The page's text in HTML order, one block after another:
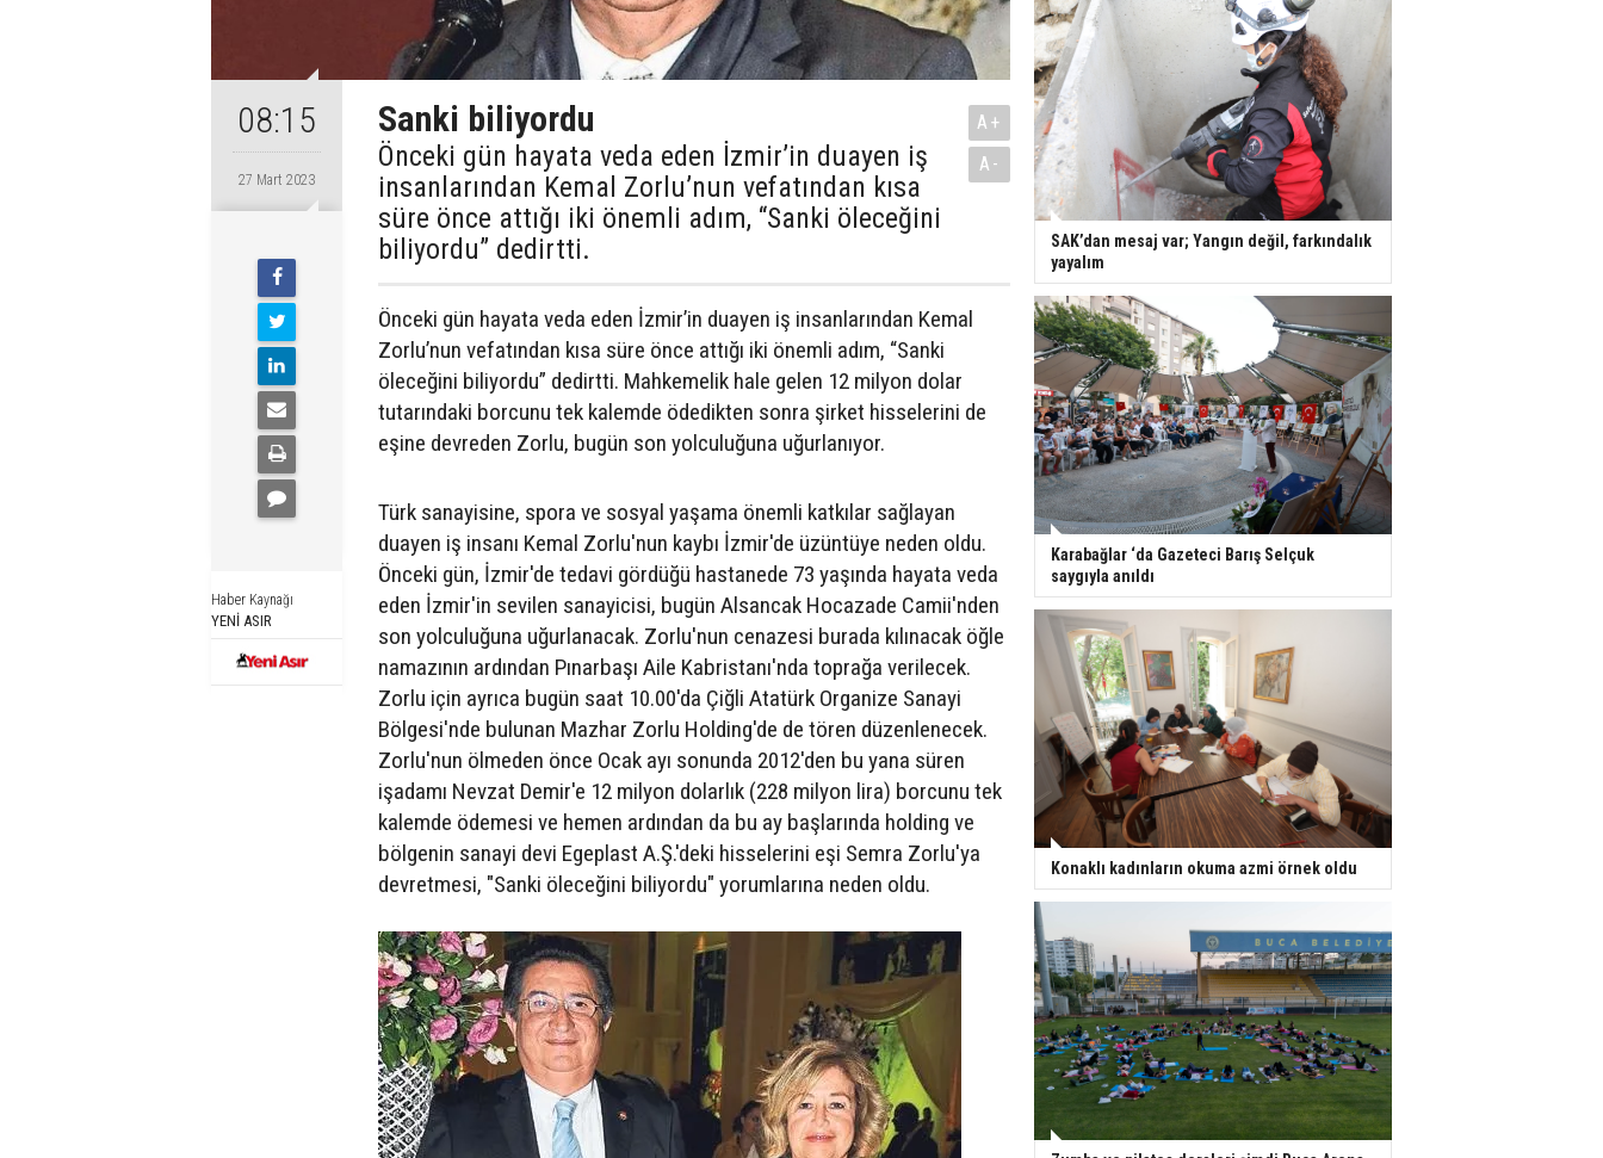
08:15
27 Mart 2023
Haber Kaynağı
YENİ ASIR
Sanki biliyordu
Önceki gün hayata veda eden İzmir’in duayen iş
insanlarından Kemal Zorlu’nun vefatından kısa
süre önce attığı iki önemli adım, “Sanki öleceğini
biliyordu” dedirtti.
A+
A-
Önceki gün hayata veda eden İzmir’in duayen iş insanlarından Kemal
Zorlu’nun vefatından kısa süre önce attığı iki önemli adım, “Sanki
öleceğini biliyordu” dedirtti. Mahkemelik hale gelen 12 milyon dolar
tutarındaki borcunu tek kalemde ödedikten sonra şirket hisselerini de
eşine devreden Zorlu, bugün son yolculuğuna uğurlanıyor.
Türk sanayisine, spora ve sosyal yaşama önemli katkılar sağlayan
duayen iş insanı Kemal Zorlu'nun kaybı İzmir'de üzüntüye neden oldu.
Önceki gün, İzmir'de tedavi gördüğü hastanede 73 yaşında hayata veda
eden İzmir'in sevilen sanayicisi, bugün Alsancak Hocazade Camii'nden
son yolculuğuna uğurlanacak. Zorlu'nun cenazesi burada kılınacak öğle
namazının ardından Pınarbaşı Aile Kabristanı'nda toprağa verilecek.
Zorlu için ayrıca bugün saat 10.00'da Çiğli Atatürk Organize Sanayi
Bölgesi'nde bulunan Mazhar Zorlu Holding'de de tören düzenlenecek.
Zorlu'nun ölmeden önce Ocak ayı sonunda 2012'den bu yana süren
işadamı Nevzat Demir'e 12 milyon dolarlık (228 milyon lira) borcunu tek
kalemde ödemesi ve hemen ardından da bu ay başlarında holding ve
bölgenin sanayi devi Egeplast A.Ş.'deki hisselerini eşi Semra Zorlu'ya
devretmesi, "Sanki öleceğini biliyordu" yorumlarına neden oldu.
SAK’dan mesaj var; Yangın değil, farkındalık
yayalım
Karabağlar ‘da Gazeteci Barış Selçuk
saygıyla anıldı
Konaklı kadınların okuma azmi örnek oldu